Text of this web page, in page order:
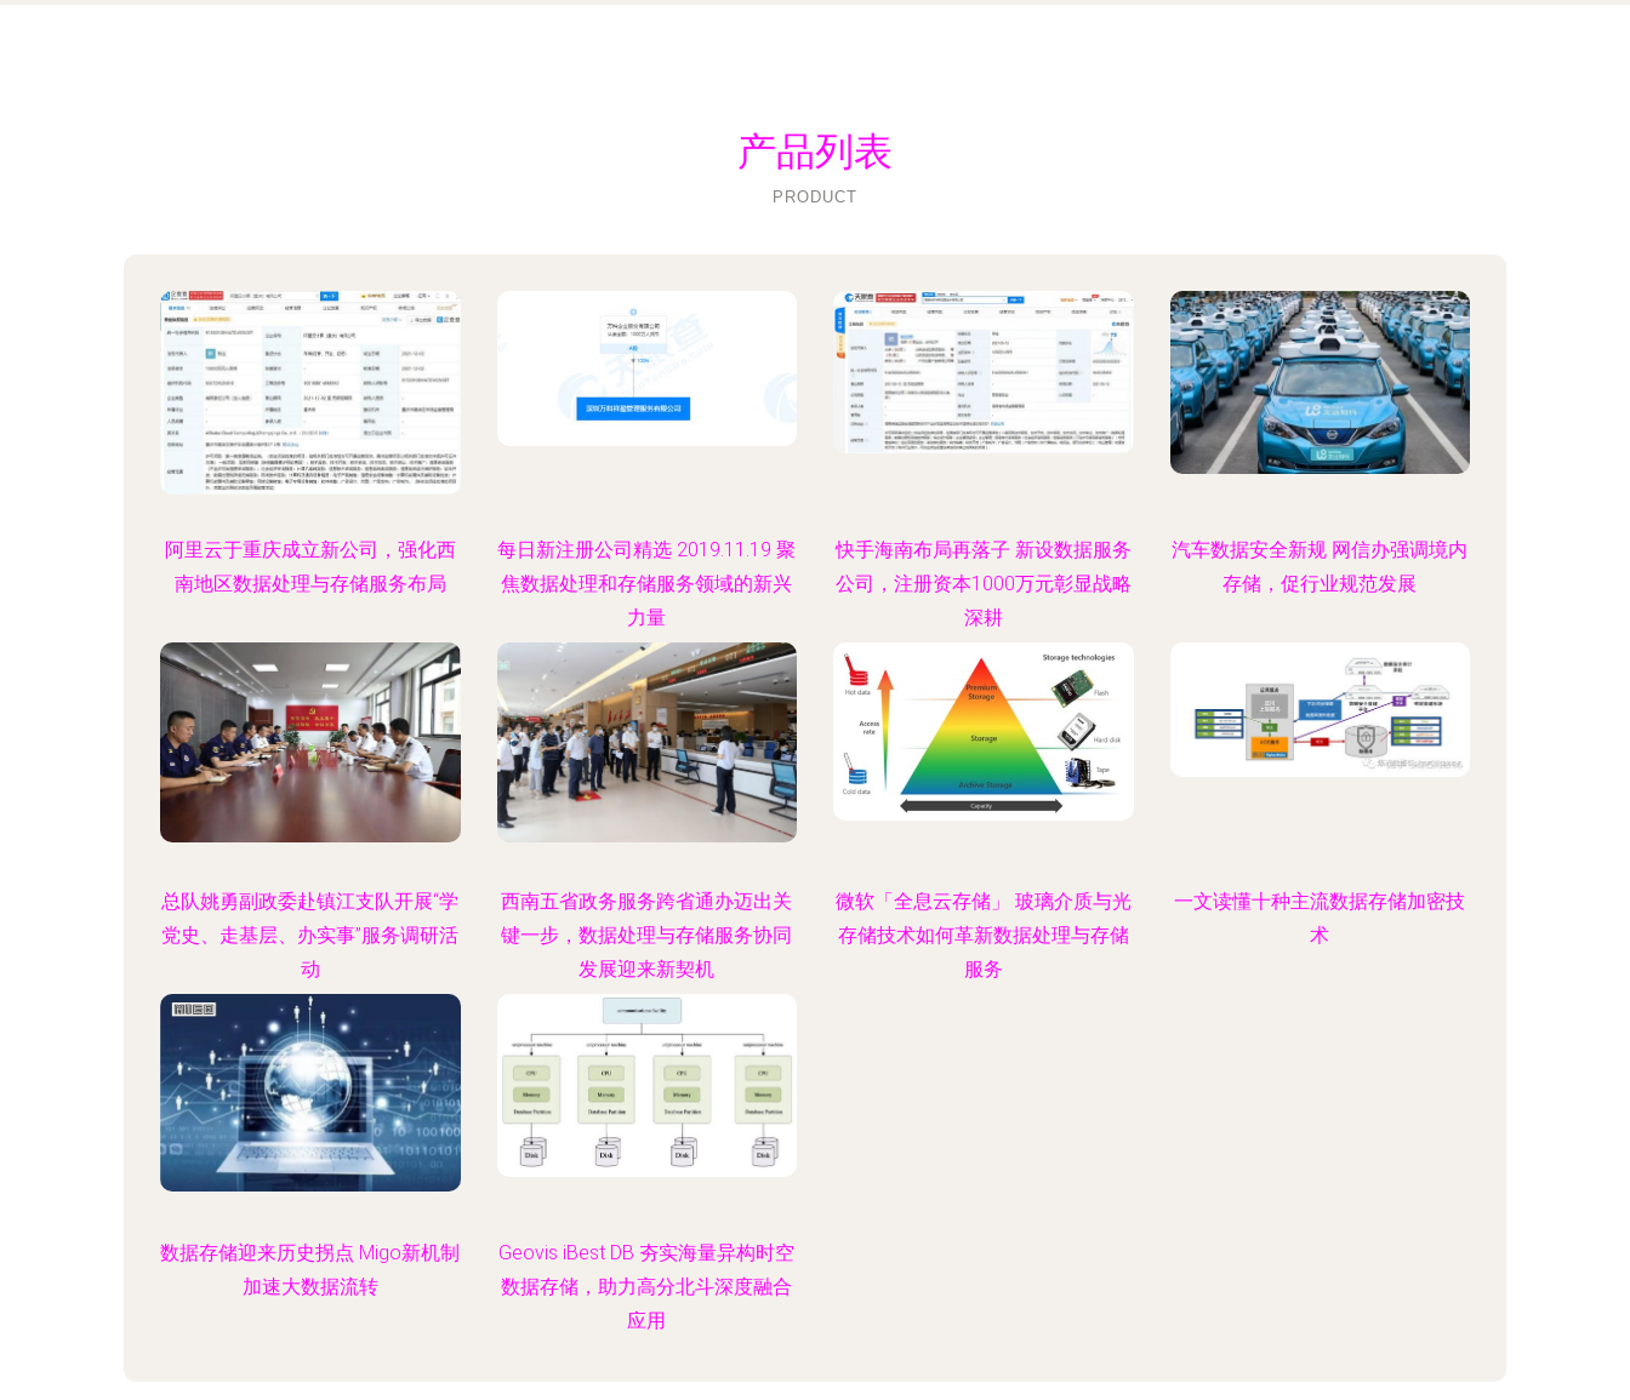
产品列表
PRODUCT
阿里云于重庆成立新公司，强化西
南地区数据处理与存储服务布局
每日新注册公司精选 2019.11.19 聚
焦数据处理和存储服务领域的新兴
力量
快手海南布局再落子 新设数据服务
公司，注册资本1000万元彰显战略
深耕
汽车数据安全新规 网信办强调境内
存储，促行业规范发展
总队姚勇副政委赴镇江支队开展“学
党史、走基层、办实事”服务调研活
动
西南五省政务服务跨省通办迈出关
键一步，数据处理与存储服务协同
发展迎来新契机
微软「全息云存储」 玻璃介质与光
存储技术如何革新数据处理与存储
服务
一文读懂十种主流数据存储加密技
术
数据存储迎来历史拐点 Migo新机制
加速大数据流转
Geovis iBest DB 夯实海量异构时空
数据存储，助力高分北斗深度融合
应用